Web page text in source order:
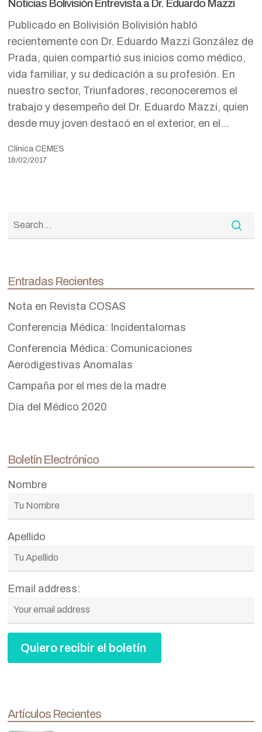
Dr.
Eduardo
Mazzi
Noticias Bolivisión Entrevista a Dr. Eduardo Mazzi
Publicado en Bolivisión Bolivisión habló
recientemente con Dr. Eduardo Mazzi González de
Prada, quien compartió sus inicios como médico,
vida familiar, y su dedicación a su profesión. En
nuestro sector, Triunfadores, reconoceremos el
trabajo y desempeño del Dr. Eduardo Mazzi, quien
desde muy joven destacó en el exterior, en el…
Clínica CEMES
18/02/2017
Entradas Recientes
Nota en Revista COSAS
Conferencia Médica: Incidentalomas
Conferencia Médica: Comunicaciones
Aerodigestivas Anomalas
Campaña por el mes de la madre
Día del Médico 2020
Boletín Electrónico
Nombre
Apellido
Email address:
Artículos Recientes